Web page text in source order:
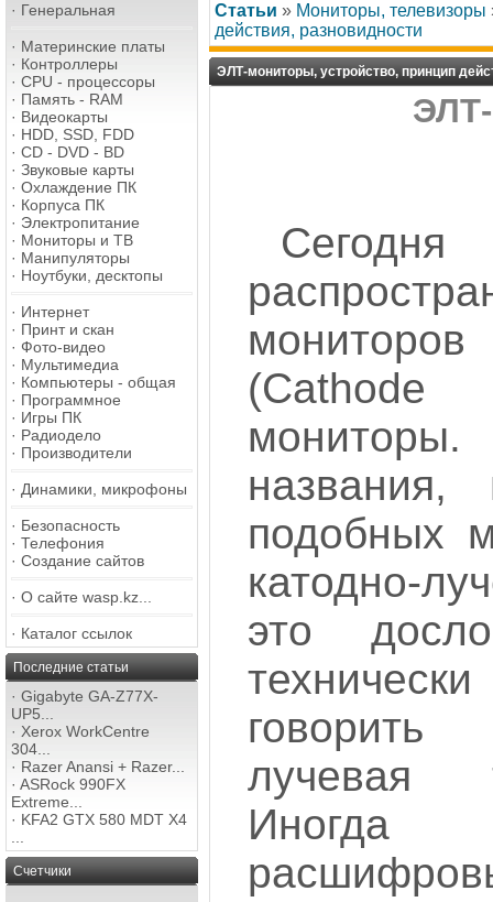
· Генеральная
· Материнские платы
· Контроллеры
· CPU - процессоры
· Память - RAM
· Видеокарты
· HDD, SSD, FDD
· CD - DVD - BD
· Звуковые карты
· Охлаждение ПК
· Корпуса ПК
· Электропитание
· Мониторы и ТВ
· Манипуляторы
· Ноутбуки, десктопы
· Интернет
· Принт и скан
· Фото-видео
· Мультимедиа
· Компьютеры - общая
· Программное
· Игры ПК
· Радиодело
· Производители
· Динамики, микрофоны
· Безопасность
· Телефония
· Создание сайтов
· О сайте wasp.kz...
· Каталог ссылок
Последние статьи
· Gigabyte GA-Z77X-
UP5...
· Xerox WorkCentre
304...
· Razer Anansi + Razer...
· ASRock 990FX
Extreme...
· KFA2 GTX 580 MDT X4
Счетчики
Статьи » Мониторы, телевизоры
действия, разновидности
ЭЛТ-мониторы, устройство, принцип
подобных
катодно-
это
лучевая